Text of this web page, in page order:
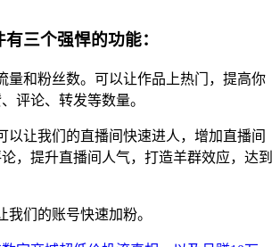
三个强悍的功能：
量和粉丝数。可以让作品上热门，提高你
评论、转发等数量。
以让我们的直播间快速进人，增加直播间
，提升直播间人气，打造羊群效应，达到
我们的账号快速加粉。